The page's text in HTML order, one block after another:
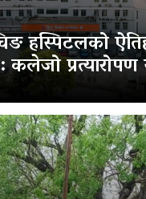
हस्पिटलको
प्रत्यारोपण